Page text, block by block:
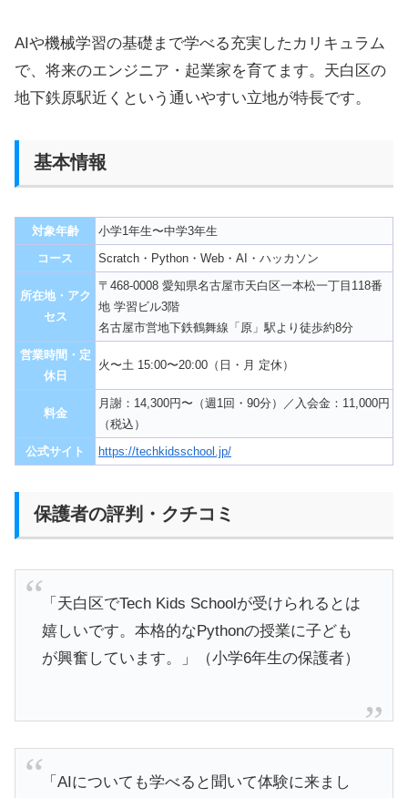
AIや機械学習の基礎まで学べる充実したカリキュラム
で、将来のエンジニア・起業家を育てます。天白区の
地下鉄原駅近くという通いやすい立地が特長です。
基本情報
対象年齢
小学1年生〜中学3年生
コース
Scratch・Python・Web・AI・ハッカソン
所在地・アク
セス
〒468-0008 愛知県名古屋市天白区一本松一丁目118番
地 学習ビル3階
名古屋市営地下鉄鶴舞線「原」駅より徒歩約8分
営業時間・定
休日
火〜土 15:00〜20:00（日・月 定休）
料金
月謝：14,300円〜（週1回・90分）／入会金：11,000円
（税込）
公式サイト
https://techkidsschool.jp/
保護者の評判・クチコミ
「天白区でTech Kids Schoolが受けられるとは
嬉しいです。本格的なPythonの授業に子ども
が興奮しています。」（小学6年生の保護者）
「AIについても学べると聞いて体験に来まし